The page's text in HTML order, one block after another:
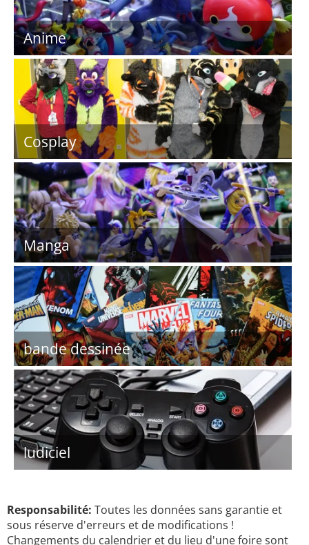
Anime
Cosplay
Manga
bande dessinée
ludiciel
Responsabilité: Toutes les données sans garantie et
sous réserve d'erreurs et de modifications !
Changements du calendrier et du lieu d'une foire sont